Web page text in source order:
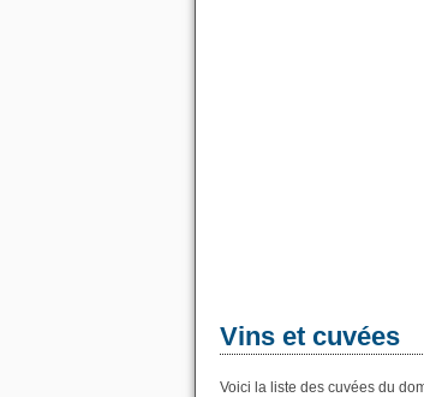
Vins et cuvées
Voici la liste des cuvées du